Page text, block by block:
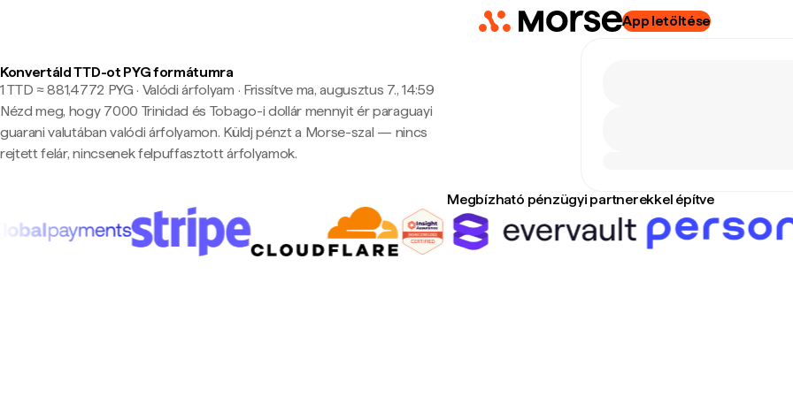
App letöltése
Konvertáld TTD-ot PYG formátumra
1 TTD ≈ 881,4772 PYG · Valódi árfolyam · Frissítve ma, augusztus 7., 14:59
Nézd meg, hogy 7000 Trinidad és Tobago-i dollár mennyit ér paraguayi
guarani valutában valódi árfolyamon. Küldj pénzt a Morse-szal — nincs
rejtett felár, nincsenek felpuffasztott árfolyamok.
Megbízható pénzügyi partnerekkel építve